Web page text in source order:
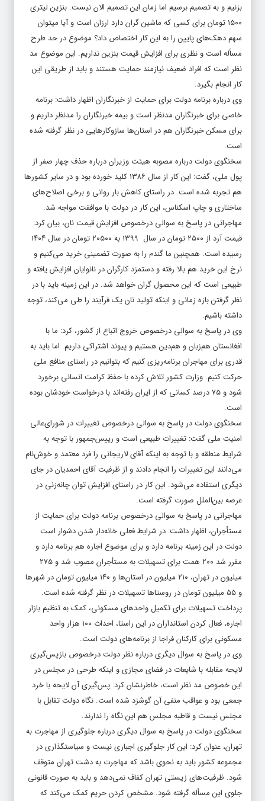
بزنیم و به تصمیم برسیم اما زمان این تصمیم الان نیست. بنزین لیتری
۱۵۰۰ تومان برای کسی که ماشین گران دارد ارزان است و آیا میتوان
سهم دهک‌های پایین را به این کار اختصاص داد؟ موضوع در حد طرح
مسأله است و نظری برای افزایش قیمت بنزین نداریم. این موضوع مد
نظر است که افراد ضعیف نیازمند حمایت هستند و باید از طریقی این
کار انجام بگیرد.
وی درباره برنامه دولت برای حمایت از خبرنگاران اظهار داشت: برنامه
خاصی برای خبرنگاران مدنظر است و بیمه خبرنگاران را مدنظر داریم و
برای مسکن خبرنگاران هم در استان‌ها سازوکارهایی در نظر گرفته شده
است.
سخنگوی دولت درباره مصوبه هیئت وزیران درباره حذف چهار صفر از
پول ملی، گفت: این کار از سال ۱۳۸۶ کلید خورده بود و در سایر کشورها
هم تجربه شده است. در راستای کاهش بار روانی و برخی اصلاح‌های
ساختاری و چاپ اسکناس، این کار در دولت با موافقت مواجه شد.
مهاجرانی در پاسخ به سوالی درخصوص افزایش قیمت نان، بیان کرد:
قیمت آرد از ۲۵۰۰ تومان در سال ۱۳۹۹ به ۲۰۵۰۰ تومان در سال ۱۴۰۴
رسیده است. همچنین ما گندم را به صورت تضمینی خرید می‌کنیم و
نرخ این خرید هم بالا رفته و دستمزد کارگران در نانوایان افزایش یافته و
طبیعی است که این محصول گران خواهد شد. در این زمینه باید با در
نظر گرفتن بازه زمانی و اینکه تولید نان یک فرآیند را طی می‌کند، توجه
داشته باشیم.
وی در پاسخ به سوالی درخصوص خروج اتباع از کشور، کرد: ما با
افغانستان هم‌زبان و هم‌دین هستیم و پیوند اشتراکی داریم. اما باید به
قدری برای مهاجران برنامه‌ریزی کنیم که بتوانیم در راستای منافع ملی
حرکت کنیم. وزارت کشور تلاش کرده با حفظ کرامت انسانی برخورد
شود و ۷۵ درصد کسانی که از ایران رفته‌اند با درخواست خودشان بوده
است.
سخنگوی دولت در پاسخ به سوالی درخصوص تغییرات در شورای‌عالی
امنیت ملی گفت: تغییرات طبیعی است و رییس‌جمهور با توجه به
شرایط منطقه و با توجه به اینکه آقای لاریجانی را فرد معتمد و خوش‌نام
می‌دانند این تغییرات را انجام دادند و از ظرفیت آقای احمدیان در جای
دیگری استفاده می‌شود. این کار در راستای افزایش توان چانه‌زنی در
عرصه بین‌الملل صورت گرفته است.
مهاجرانی در پاسخ به سوالی درخصوص برنامه دولت برای حمایت از
مستأجران، اظهار داشت: در شرایط فعلی خانه‌دار شدن دشوار است
دولت در این زمینه برنامه دارد و برای موضوع اجاره هم برنامه دارد و
مقرر شد ۲۰۰ همت برای تسهیلات به مستأجران مصوب شد و ۲۷۵
میلیون در تهران، ۲۱۰ میلیون در استان‌ها و ۱۴۰ میلیون تومان در شهرها
و ۵۵ میلیون تومان در روستاها تسهیلات در نظر گرفته شده است.
پرداخت تسهیلات برای تکمیل واحد‌های مسکونی، کمک به تنظیم بازار
اجاره، فعال کردن استانداران در این راستا، احداث ۱۰۰ هزار واحد
مسکونی برای کارکنان فراجا از برنامه‌های دولت است.
وی در پاسخ به سوال دیگری درباره نظر دولت درخصوص بازپس‌گیری
لایحه مقابله با شایعات در فضای مجازی و اینکه طرحی در مجلس در
این خصوص مد نظر است، خاطر‌نشان کرد: پس‌گیری آن لایحه با خرد
جمعی بود و عواقب منفی آن گوشزد شده است. نگاه دولت تقابل با
مجلس نیست و قاطبه مجلس هم این نگاه را ندارند.
سخنگوی دولت در پاسخ به سوال دیگری درباره جلوگیری از مهاجرت به
تهران، عنوان کرد: این کار جلوگیری اجباری نیست و سیاستگذاری در
مجموعه کشور باید به نحوی باشد که مهاجرت به دشت تهران متوقف
شود. ظرفیت‌های زیستی تهران کفاف نمی‌دهد و باید به صورت قانونی
جلوی این مسأله گرفته شود. مشخص کردن حریم کمک می‌کند که